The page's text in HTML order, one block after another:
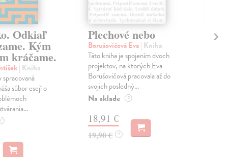
Odkiaľ
Kým
kráčame.
| Kniha
súbor esejí o
?
Plechové nebo
Borušovičová Eva| Kniha
Táto kniha je spojením dvoch
projektov, na ktorých Eva
Borušovičová pracovala až do
svojich posledný...
Na sklade ?
18,91 €
19,90 € ?